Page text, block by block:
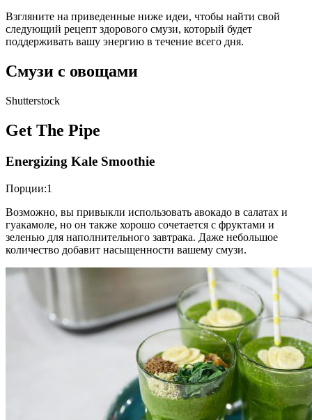
Взгляните на приведенные ниже идеи, чтобы найти свой
следующий рецепт здорового смузи, который будет
поддерживать вашу энергию в течение всего дня.
Смузи с овощами
Shutterstock
Get The Pipe
Energizing Kale Smoothie
Порции:1
Возможно, вы привыкли использовать авокадо в салатах и
гуакамоле, но он также хорошо сочетается с фруктами и
зеленью для наполнительного завтрака. Даже небольшое
количество добавит насыщенности вашему смузи.